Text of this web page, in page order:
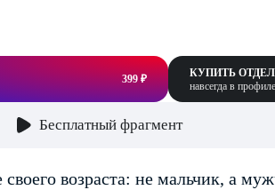
399 ₽
КУПИТЬ
навсегда в
Бесплатный фрагмент
возраста: не мальчик, а